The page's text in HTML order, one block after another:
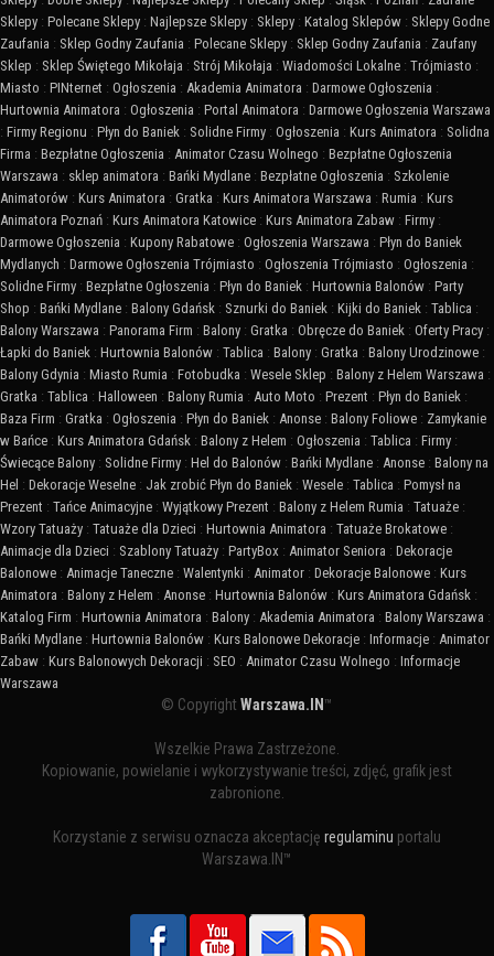
Sklepy : Polecane Sklepy : Najlepsze Sklepy : Sklepy : Katalog Sklepów : Sklepy Godne
Zaufania : Sklep Godny Zaufania : Polecane Sklepy : Sklep Godny Zaufania : Zaufany
Sklep : Sklep Świętego Mikołaja : Strój Mikołaja : Wiadomości Lokalne : Trójmiasto :
Miasto : PINternet : Ogłoszenia : Akademia Animatora : Darmowe Ogłoszenia :
Hurtownia Animatora : Ogłoszenia : Portal Animatora : Darmowe Ogłoszenia Warszawa
: Firmy Regionu : Płyn do Baniek : Solidne Firmy : Ogłoszenia : Kurs Animatora : Solidna
Firma : Bezpłatne Ogłoszenia : Animator Czasu Wolnego : Bezpłatne Ogłoszenia
Warszawa : sklep animatora : Bańki Mydlane : Bezpłatne Ogłoszenia : Szkolenie
Animatorów : Kurs Animatora : Gratka : Kurs Animatora Warszawa : Rumia : Kurs
Animatora Poznań : Kurs Animatora Katowice : Kurs Animatora Zabaw : Firmy :
Darmowe Ogłoszenia : Kupony Rabatowe : Ogłoszenia Warszawa : Płyn do Baniek
Mydlanych : Darmowe Ogłoszenia Trójmiasto : Ogłoszenia Trójmiasto : Ogłoszenia :
Solidne Firmy : Bezpłatne Ogłoszenia : Płyn do Baniek : Hurtownia Balonów : Party
Shop : Bańki Mydlane : Balony Gdańsk : Sznurki do Baniek : Kijki do Baniek : Tablica :
Balony Warszawa : Panorama Firm : Balony : Gratka : Obręcze do Baniek : Oferty Pracy :
Łapki do Baniek : Hurtownia Balonów : Tablica : Balony : Gratka : Balony Urodzinowe :
Balony Gdynia : Miasto Rumia : Fotobudka : Wesele Sklep : Balony z Helem Warszawa :
Gratka : Tablica : Halloween : Balony Rumia : Auto Moto : Prezent : Płyn do Baniek :
Baza Firm : Gratka : Ogłoszenia : Płyn do Baniek : Anonse : Balony Foliowe : Zamykanie
w Bańce : Kurs Animatora Gdańsk : Balony z Helem : Ogłoszenia : Tablica : Firmy :
Świecące Balony : Solidne Firmy : Hel do Balonów : Bańki Mydlane : Anonse : Balony na
Hel : Dekoracje Weselne : Jak zrobić Płyn do Baniek : Wesele : Tablica : Pomysł na
Prezent : Tańce Animacyjne : Wyjątkowy Prezent : Balony z Helem Rumia : Tatuaże :
Wzory Tatuaży : Tatuaże dla Dzieci : Hurtownia Animatora : Tatuaże Brokatowe :
Animacje dla Dzieci : Szablony Tatuaży : PartyBox : Animator Seniora : Dekoracje
Balonowe : Animacje Taneczne : Walentynki : Animator : Dekoracje Balonowe : Kurs
Animatora : Balony z Helem : Anonse : Hurtownia Balonów : Kurs Animatora Gdańsk :
Katalog Firm : Hurtownia Animatora : Balony : Akademia Animatora : Balony Warszawa :
Bańki Mydlane : Hurtownia Balonów : Kurs Balonowe Dekoracje : Informacje : Animator
Zabaw : Kurs Balonowych Dekoracji : SEO : Animator Czasu Wolnego : Informacje
Warszawa
© CopyrightWarszawa.IN ™
Wszelkie Prawa Zastrzeżone.
Kopiowanie, powielanie i wykorzystywanie treści, zdjęć, grafik jest
zabronione.
Korzystanie z serwisu oznacza akceptację regulaminu portalu
Warszawa.IN™